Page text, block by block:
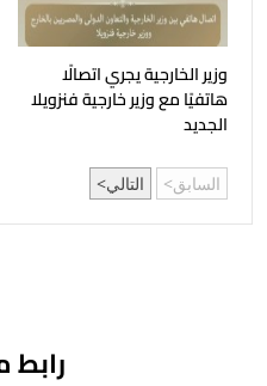
وزير الخارجية يجري اتصالًا
هاتفيًا مع وزير خارجية فنزويلا
الجديد
السابق التالي